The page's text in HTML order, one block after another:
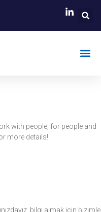
with people, for people and
more details!
bilgi almak için bizimle